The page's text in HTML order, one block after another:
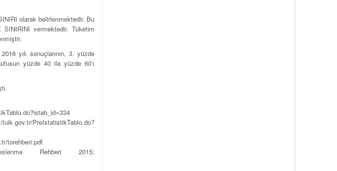
olarak belirlenmektedir. Bu
SINIRINI vermektedir. Tüketim
yılı sonuçlarının, 3. yüzde
yüzde 40 ila yüzde 60’ı
PreIstatistikTablo.do?
torehberi.pdf
Rehberi 2015;